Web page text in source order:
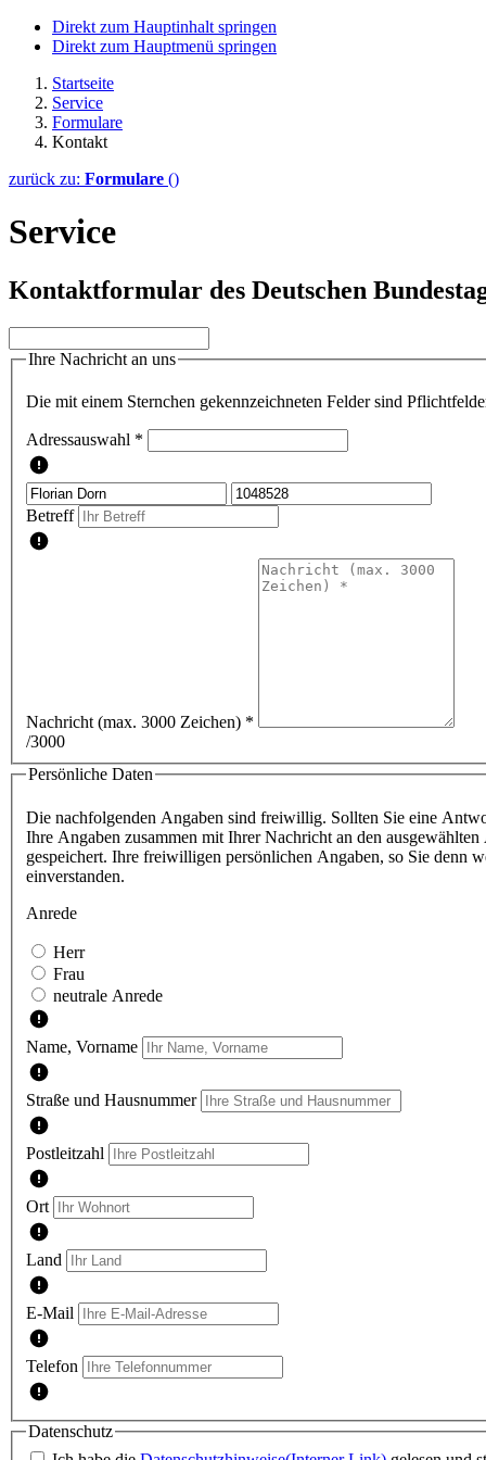
Direkt zum Hauptinhalt springen
Direkt zum Hauptmenü springen
Startseite
Service
Formulare
Kontakt
zurück zu: Formulare ()
Service
Kontaktformular des Deutschen
Ihre Nachricht an uns
Die mit einem Sternchen gekennzeichneten Felder sind
Adressauswahl *
Betreff
Nachricht (max. 3000 Zeichen) *
/3000
Persönliche Daten
Die nachfolgenden Angaben sind freiwillig. Sollten Sie eine
Ihre Angaben zusammen mit Ihrer Nachricht an den
gespeichert. Ihre freiwilligen persönlichen Angaben, so Sie denn
einverstanden.
Anrede
Herr
Frau
neutrale Anrede
Name, Vorname
Straße und Hausnummer
Postleitzahl
Ort
Land
E-Mail
Telefon
Datenschutz